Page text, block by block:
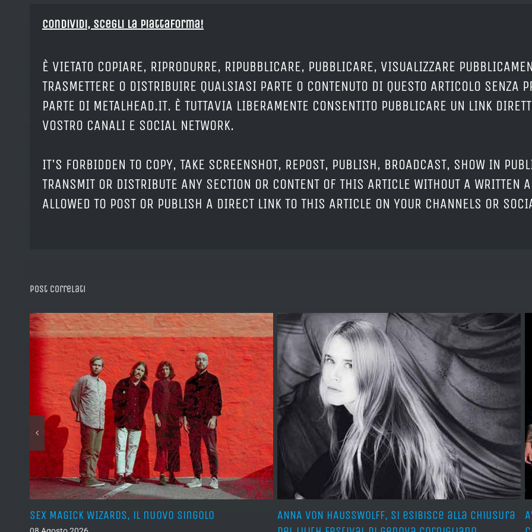
Condividi, Scegli la piattaforma!
È VIETATO COPIARE, RIPRODURRE, RIPUBBLICARE, PUBBLICARE, VISUALIZZARE
TRASMETTERE O DISTRIBUIRE QUALSIASI PARTE O CONTENUTO DI QUESTO ARTICOLO SENZA
PARTE DI METALHEAD.IT. È TUTTAVIA LIBERAMENTE CONSENTITO PUBBLICARE UN LINK
VOSTRO CANALI E SOCIAL NETWORK.
IT'S FORBIDDEN TO COPY, TAKE SCREENSHOT, REPOST, PUBLISH, BROADCAST, SHOW IN
TRANSMIT OR DISTRIBUTE ANY SECTION OR CONTENT OF THIS ARTICLE WITHOUT A WRITTEN
ALLOWED TO POST OR PUBLISH A DIRECT LINK TO THIS ARTICLE ON YOUR CHANNELS OR
Post correlati
SEX MAGICK WIZARDS, il nuovo singolo
ANNA VON HAUSSWOLFF, si esibisce alla chiusura